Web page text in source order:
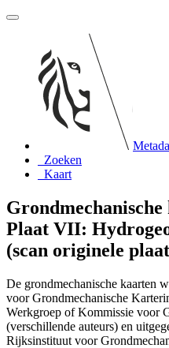
Zoeken
Kaart
Plaat VII:
(scan originele
De grondmechanische kaarten
voor Grondmechanische
Werkgroep of Kommissie voor
(verschillende auteurs) en
Rijksinstituut voor